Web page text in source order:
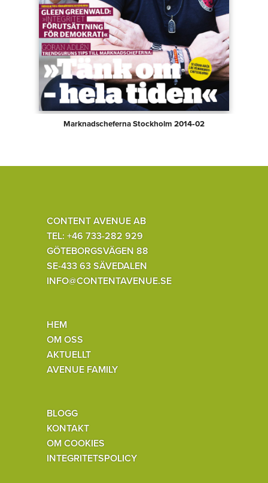
Marknadscheferna Stockholm 2014‑02
CONTENT AVENUE AB
TEL: +46 733-282 929
GÖTEBORGSVÄGEN 88
SE-433 63 SÄVEDALEN
INFO@CONTENTAVENUE.SE
HEM
OM OSS
AKTUELLT
AVENUE FAMILY
BLOGG
KONTAKT
OM COOKIES
INTEGRITETSPOLICY